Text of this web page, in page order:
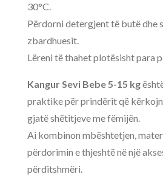
30°C.
Përdorni detergjent të butë dhe
zbardhuesit.
Lëreni të thahet plotësisht para
Kangur Sevi Bebe 5-15 kg
praktike për prindërit që
gjatë shëtitjeve me fëmijën.
Ai kombinon mbështetjen,
përdorimin e thjeshtë në një
përditshmëri.